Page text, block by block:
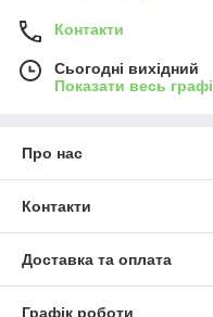
Контакти
Сьогодні вихідний
Показати весь
Про нас
Контакти
Доставка та оплата
Графік роботи